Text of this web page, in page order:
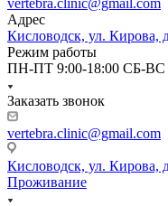
vertebra.clinic@gmail.com
Адрес
Кисловодск, ул. Кирова,
Режим работы
ПН-ПТ 9:00-18:00 СБ-ВС
Заказать звонок
vertebra.clinic@gmail.com
Кисловодск, ул. Кирова,
Проживание